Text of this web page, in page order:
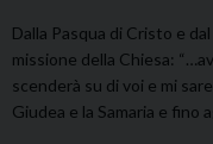
Dalla Pasqua di Cristo e
missione della Chiesa:
scenderà su di voi e mi
Giudea e la Samaria e fino